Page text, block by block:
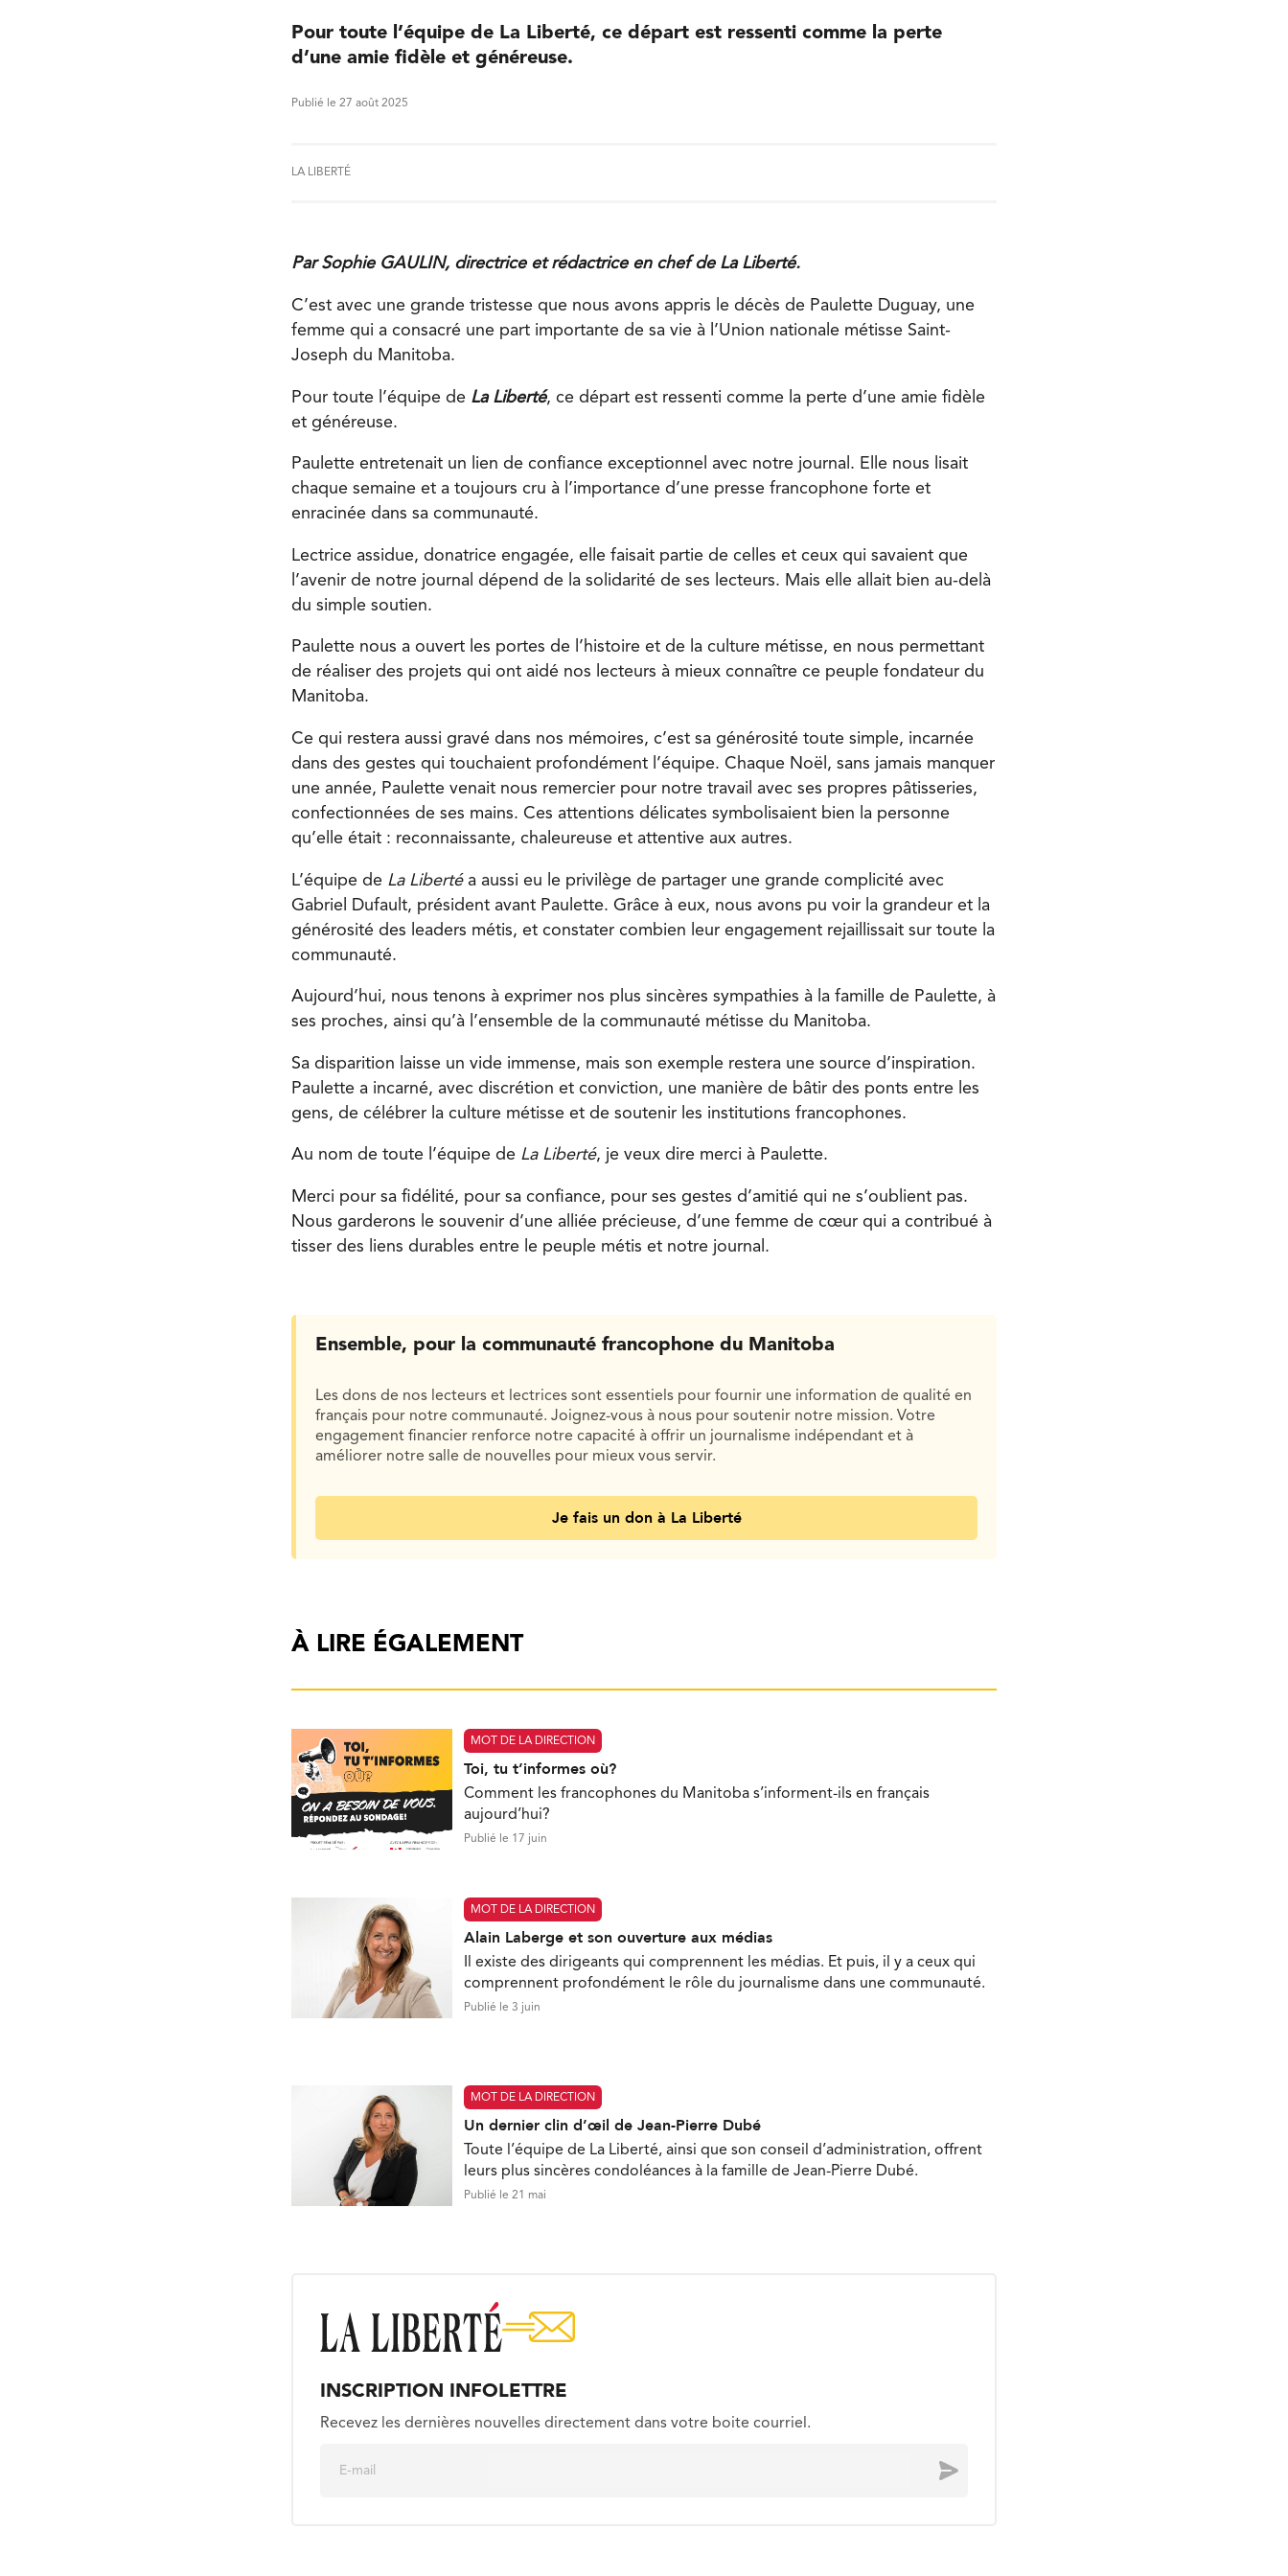
Pour toute l’équipe de La Liberté, ce départ est ressenti comme la perte
d’une amie fidèle et généreuse.
Publié le 27 août 2025
LA LIBERTÉ
Par Sophie GAULIN, directrice et rédactrice en chef de La Liberté.
C’est avec une grande tristesse que nous avons appris le décès de Paulette Duguay, une
femme qui a consacré une part importante de sa vie à l’Union nationale métisse Saint-
Joseph du Manitoba.
Pour toute l’équipe de La Liberté, ce départ est ressenti comme la perte d’une amie fidèle
et généreuse.
Paulette entretenait un lien de confiance exceptionnel avec notre journal. Elle nous lisait
chaque semaine et a toujours cru à l’importance d’une presse francophone forte et
enracinée dans sa communauté.
Lectrice assidue, donatrice engagée, elle faisait partie de celles et ceux qui savaient que
l’avenir de notre journal dépend de la solidarité de ses lecteurs. Mais elle allait bien au-delà
du simple soutien.
Paulette nous a ouvert les portes de l’histoire et de la culture métisse, en nous permettant
de réaliser des projets qui ont aidé nos lecteurs à mieux connaître ce peuple fondateur du
Manitoba.
Ce qui restera aussi gravé dans nos mémoires, c’est sa générosité toute simple, incarnée
dans des gestes qui touchaient profondément l’équipe. Chaque Noël, sans jamais manquer
une année, Paulette venait nous remercier pour notre travail avec ses propres pâtisseries,
confectionnées de ses mains. Ces attentions délicates symbolisaient bien la personne
qu’elle était : reconnaissante, chaleureuse et attentive aux autres.
L’équipe de La Libertéa aussi eu le privilège de partager une grande complicité avec
Gabriel Dufault, président avant Paulette. Grâce à eux, nous avons pu voir la grandeur et la
générosité des leaders métis, et constater combien leur engagement rejaillissait sur toute la
communauté.
Aujourd’hui, nous tenons à exprimer nos plus sincères sympathies à la famille de Paulette, à
ses proches, ainsi qu’à l’ensemble de la communauté métisse du Manitoba.
Sa disparition laisse un vide immense, mais son exemple restera une source d’inspiration.
Paulette a incarné, avec discrétion et conviction, une manière de bâtir des ponts entre les
gens, de célébrer la culture métisse et de soutenir les institutions francophones.
Au nom de toute l’équipe de La Liberté, je veux dire merci à Paulette.
Merci pour sa fidélité, pour sa confiance, pour ses gestes d’amitié qui ne s’oublient pas.
Nous garderons le souvenir d’une alliée précieuse, d’une femme de cœur qui a contribué à
tisser des liens durables entre le peuple métis et notre journal.
Ensemble, pour la communauté francophone du Manitoba
Les dons de nos lecteurs et lectrices sont essentiels pour fournir une information de qualité en
français pour notre communauté. Joignez-vous à nous pour soutenir notre mission. Votre
engagement financier renforce notre capacité à offrir un journalisme indépendant et à
améliorer notre salle de nouvelles pour mieux vous servir.
Je fais un don à La Liberté
À LIRE ÉGALEMENT
MOT DE LA DIRECTION
Toi, tu t’informes où?
Comment les francophones du Manitoba s’informent-ils en français
aujourd’hui?
Publié le 17 juin
MOT DE LA DIRECTION
Alain Laberge et son ouverture aux médias
Il existe des dirigeants qui comprennent les médias. Et puis, il y a ceux qui
comprennent profondément le rôle du journalisme dans une communauté.
Publié le 3 juin
MOT DE LA DIRECTION
Un dernier clin d’œil de Jean-Pierre Dubé
Toute l’équipe de La Liberté, ainsi que son conseil d’administration, offrent
leurs plus sincères condoléances à la famille de Jean-Pierre Dubé.
Publié le 21 mai
INSCRIPTION INFOLETTRE
Recevez les dernières nouvelles directement dans votre boite courriel.
Envoyer